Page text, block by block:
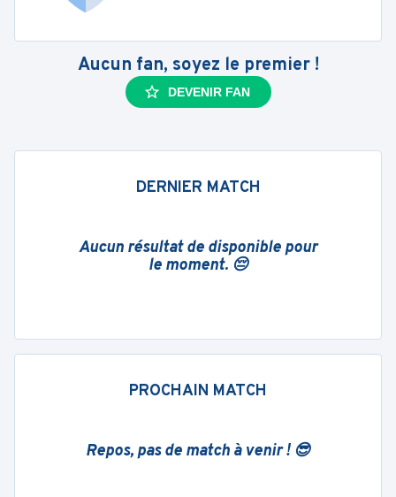
Aucun fan, soyez le premier !
DEVENIR FAN
DERNIER MATCH
Aucun résultat de disponible pour
le moment. 😔
PROCHAIN MATCH
Repos, pas de match à venir ! 😎